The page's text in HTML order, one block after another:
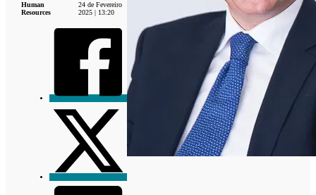
Human
Resources
24 de Fevereiro
2025 | 13:20